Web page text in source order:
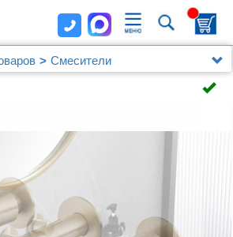
Смесители
Emotion AF88121G скрытого
золото матовое